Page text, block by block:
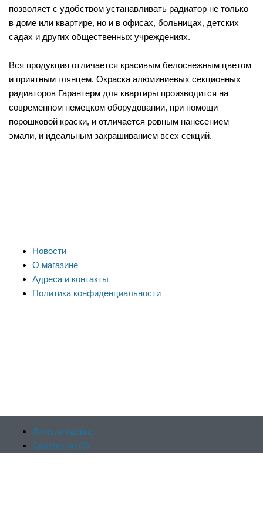
позволяет с удобством устанавливать радиатор не только
в доме или квартире, но и в офисах, больницах, детских
садах и других общественных учреждениях.
Вся продукция отличается красивым белоснежным цветом
и приятным глянцем. Окраска алюминиевых секционных
радиаторов Гарантерм для квартиры производится на
современном немецком оборудовании, при помощи
порошковой краски, и отличается ровным нанесением
эмали, и идеальным закрашиванием всех секций.
Новости
О магазине
Адреса и контакты
Политика конфиденциальности
Личный кабинет
Сравнение (0)